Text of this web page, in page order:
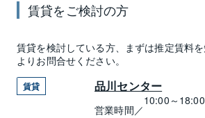
賃貸をご検討の方
賃貸を検討している方、まずは推定賃料
よりお問合せください。
賃貸 品川センター
営業時間／
10:00～18:00